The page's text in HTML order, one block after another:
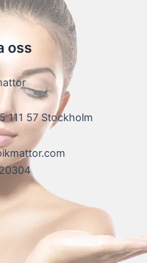
oss
111 57 Stockholm